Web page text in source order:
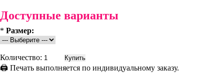
Доступные варианты
* Размер:
Количество:
🖨 Печать выполняется по индивидуальному заказу.